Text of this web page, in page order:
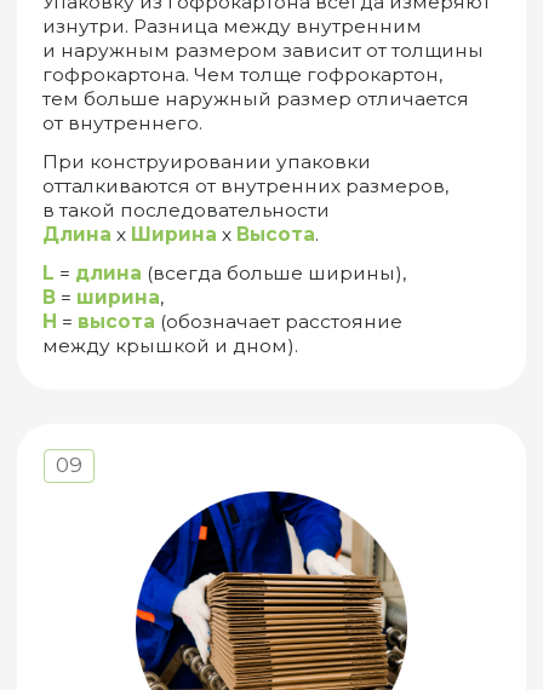
Вконтакте
Яндекс
карты
8 9000 24
03 34
с 8:00 до 17:00
gofra-
m@mail.ru
г. Миасс, ул. 60 лет Октября 13А, оф.1
8 (800) 511 35 61
звонок БЕСПЛАТНЫЙ
Адрес офиса:
Политика конфиденциальности
Ⓒ 2025 Gofra-upakovka.ru | Все права защищены
Время работы